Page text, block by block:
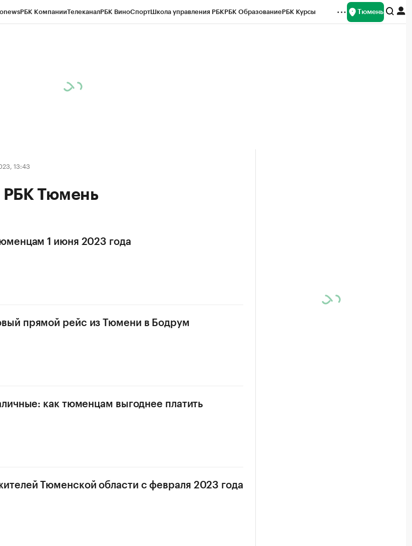
РБК КомпанииТелеканалРБК ВиноСпортШкола управления РБКРБК ОбразованиеРБК Курсы Тюмень
13:43
РБК Тюмень
1 июня 2023 года
прямой рейс из Тюмени в Бодрум
как тюменцам выгоднее платить
Тюменской области с февраля 2023 года